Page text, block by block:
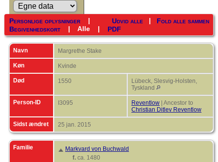
Udvid alle | Fold alle sammen
Personlige oplysninger|
Begivenhedskort| Alle| PDF
Navn Margrethe Stake
Køn Kvinde
Død 1550
Lübeck, Slesvig-Holsten,
Tyskland
Person-ID I3095 Reventlow | Ancestor to
Christian Ditlev Reventlow
Sidst ændret 25 jan. 2015
Familie
Markvard von Buchwald
f. ca. 1480